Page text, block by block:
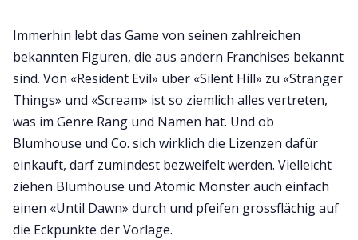
Immerhin lebt das Game von seinen zahlreichen
bekannten Figuren, die aus andern Franchises bekannt
sind. Von «Resident Evil» über «Silent Hill» zu «Stranger
Things» und «Scream» ist so ziemlich alles vertreten,
was im Genre Rang und Namen hat. Und ob
Blumhouse und Co. sich wirklich die Lizenzen dafür
einkauft, darf zumindest bezweifelt werden. Vielleicht
ziehen Blumhouse und Atomic Monster auch einfach
einen «Until Dawn» durch und pfeifen grossflächig auf
die Eckpunkte der Vorlage.